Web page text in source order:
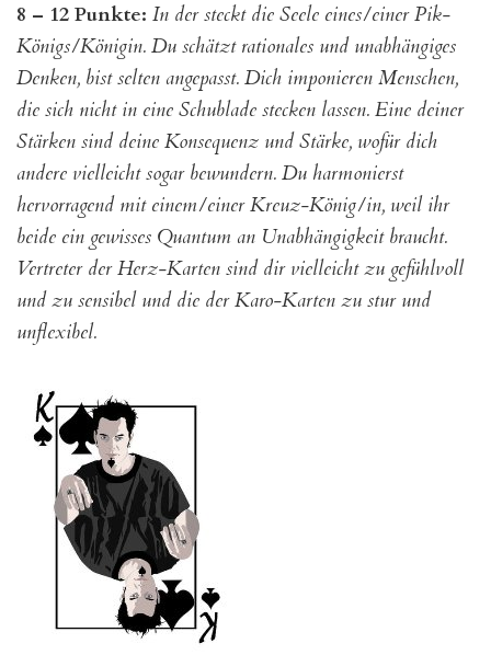
8 – 12 Punkte: In der steckt die Seele eines/einer Pik-
Königs/Königin. Du schätzt rationales und unabhängiges
Denken, bist selten angepasst. Dich imponieren Menschen,
die sich nicht in eine Schublade stecken lassen. Eine deiner
Stärken sind deine Konsequenz und Stärke, wofür dich
andere vielleicht sogar bewundern. Du harmonierst
hervorragend mit einem/einer Kreuz-König/in, weil ihr
beide ein gewisses Quantum an Unabhängigkeit braucht.
Vertreter der Herz-Karten sind dir vielleicht zu gefühlvoll
und zu sensibel und die der Karo-Karten zu stur und
unflexibel.